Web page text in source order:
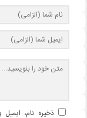
ذخیره نام،